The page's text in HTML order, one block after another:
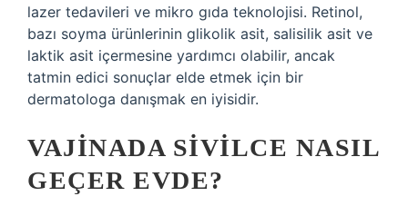
lazer tedavileri ve mikro gıda teknolojisi. Retinol,
bazı soyma ürünlerinin glikolik asit, salisilik asit ve
laktik asit içermesine yardımcı olabilir, ancak
tatmin edici sonuçlar elde etmek için bir
dermatologa danışmak en iyisidir.
VAJINADA SIVILCE NASIL
GEÇER EVDE?